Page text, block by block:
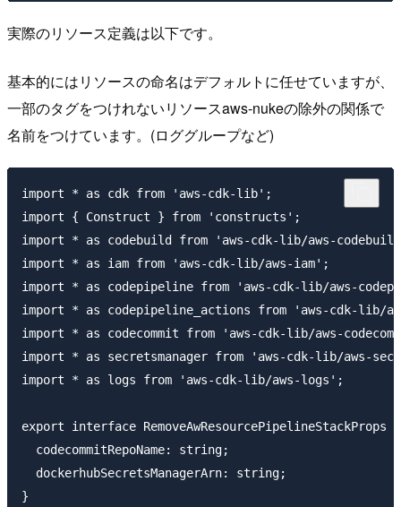
実際のリソース定義は以下です。
基本的にはリソースの命名はデフォルトに任せていますが、
一部のタグをつけれないリソースaws-nukeの除外の関係で
名前をつけています。(ロググループなど)
import * as cdk from 'aws-cdk-lib';
import { Construct } from 'constructs';
import * as codebuild from 'aws-cdk-lib/aws-
import * as iam from 'aws-cdk-lib/aws-iam';
import * as codepipeline from 'aws-cdk-lib/aws-
import * as codepipeline_actions from 'aws-cdk-lib/
import * as codecommit from 'aws-cdk-lib/aws-
import * as secretsmanager from 'aws-cdk-lib/aws-
import * as logs from 'aws-cdk-lib/aws-logs';
export interface RemoveAwResourcePipelineStackProps
  codecommitRepoName: string;
  dockerhubSecretsManagerArn: string;
}